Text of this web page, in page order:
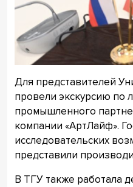
Для представителей
провели экскурсию по
промышленного
компании «АртЛайф».
исследовательских
представили
В ТГУ также работала